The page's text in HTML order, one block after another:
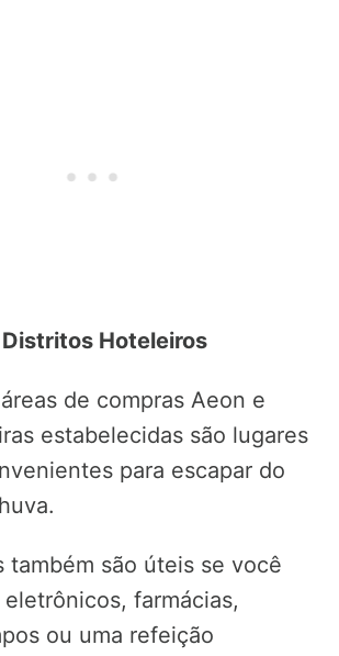
Hoteleiros
de compras Aeon e
estabelecidas são lugares
para escapar do
também são úteis se você
farmácias,
ou uma refeição